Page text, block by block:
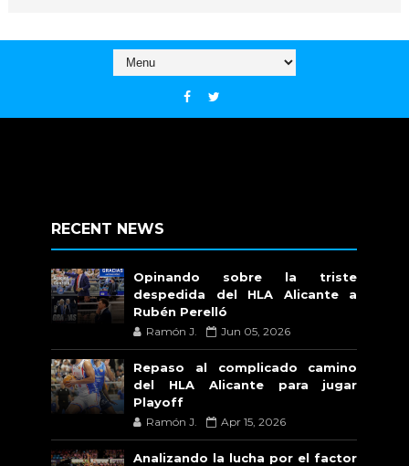
RECENT NEWS
Opinando sobre la triste
despedida del HLA Alicante a
Rubén Perelló
Ramón J. Jun 05, 2026
Repaso al complicado camino
del HLA Alicante para jugar
Playoff
Ramón J. Apr 15, 2026
Analizando la lucha por el factor